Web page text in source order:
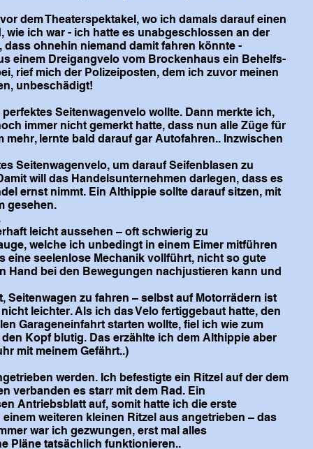
dem Theaterspektakel, wo ich damals darauf einen
ich war - ich hatte es unabgeschlossen an der
ohnehin niemand damit fahren könnte -
einem Dreigangvelo vom Brockenhaus ein Behelfs-
rief mich der Polizeiposten, dem ich zuvor meinen
unbeschädigt!
Seitenwagenvelo wollte. Dann merkte ich,
immer nicht gemerkt hatte, dass nun alle Züge für
lernte bald darauf gar Autofahren.. Inzwischen
Seitenwagenvelo, um darauf Seifenblasen zu
will das Handelsunternehmen darlegen, dass es
ernst nimmt. Ein Althippie sollte darauf sitzen, mit
gesehen.
leicht aussehen – oft schwierig zu
welche ich unbedingt in einem Eimer mitführen
eine seelenlose Mechanik vollführt, nicht so gute
Hand bei den Bewegungen nachjustieren kann und
zu fahren – selbst auf Motorrädern ist
leichter. Als ich das Velo fertiggebaut hatte, den
Garageneinfahrt starten wollte, fiel ich wie zum
Kopf blutig. Das erzählte ich dem Althippie aber
mit meinem Gefährt..)
werden. Ich befestigte ein Ritzel auf der dem
verbanden es starr mit dem Rad. Ein
Antriebsblatt auf, somit hatte ich die erste
weiteren kleinen Ritzel aus angetrieben – das
war ich gezwungen, erst mal alles
Pläne tatsächlich funktionieren..